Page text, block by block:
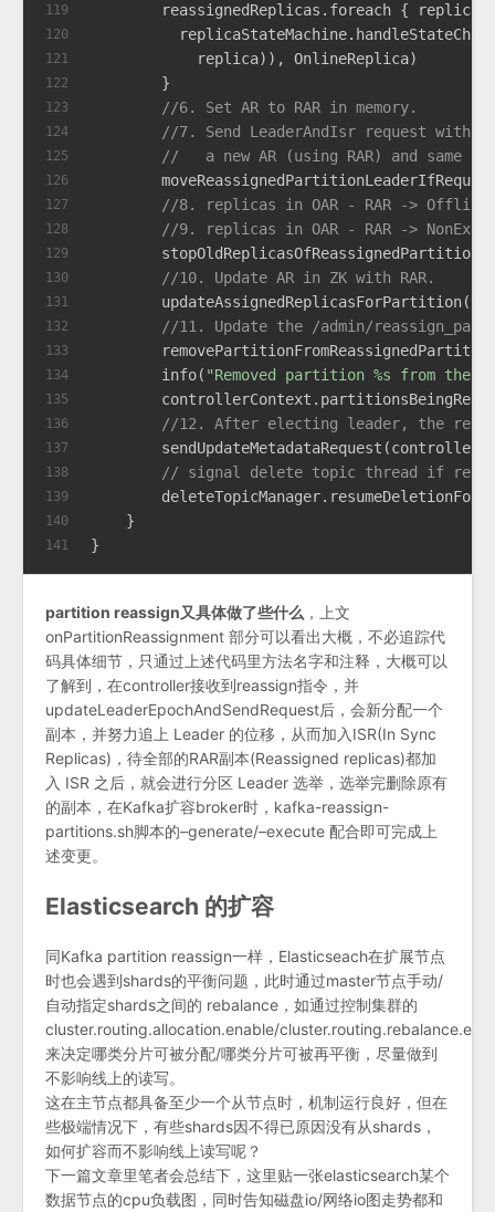
119
120
121
122
123
124
125
126
127
128
129
130
131
132
133
134
135
136
137
138
139
140
141
reassignedReplicas.foreach { replica
            replica)),
OnlineReplica)
        }
//6. Set AR to RAR in memory.
//7. Send LeaderAndIsr request with
//   a new AR (using RAR) and same
//8. replicas in OAR - RAR ->
//9. replicas in OAR - RAR ->
//10. Update AR in ZK with RAR.
//11. Update the /admin/
        info(
"Removed partition %s from
//12. After electing leader, the
// signal delete topic thread if
    }
}
partition reassign又具体做了些什么 ，上文
onPartitionReassignment 部分可以看出大概，不必追踪代
码具体细节，只通过上述代码里方法名字和注释，大概可以
了解到，在controller接收到reassign指令，并
updateLeaderEpochAndSendRequest后，会新分配一个
副本，并努力追上 Leader 的位移，从而加入ISR(In Sync
Replicas)，待全部的RAR副本(Reassigned replicas)都加
入 ISR 之后，就会进行分区 Leader 选举，选举完删除原有
的副本，在Kafka扩容broker时，kafka-reassign-
partitions.sh脚本的–generate/–execute 配合即可完成上
述变更。
Elasticsearch 的扩容
同Kafka partition reassign一样，Elasticseach在扩展节点
时也会遇到shards的平衡问题，此时通过master节点手动/
自动指定shards之间的 rebalance，如通过控制集群的
cluster.routing.allocation.enable/
来决定哪类分片可被分配/哪类分片可被再平衡，尽量做到
不影响线上的读写。
这在主节点都具备至少一个从节点时，机制运行良好，但在
些极端情况下，有些shards因不得已原因没有从shards，
如何扩容而不影响线上读写呢？
下一篇文章里笔者会总结下，这里贴一张elasticsearch某个
数据节点的cpu负载图，同时告知磁盘io/网络io图走势都和